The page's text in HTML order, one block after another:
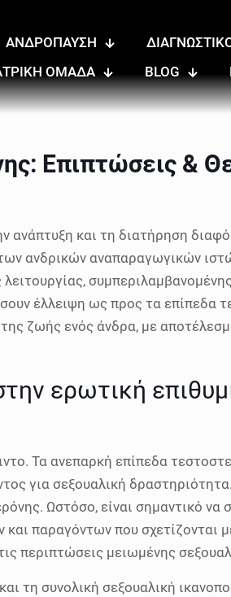
ΑΝΔΡΟΠΑΥΣΗ
ΟΜΑΔΑ BLOG
Επιπτώσεις &
ανάπτυξη και τη διατήρηση
ανδρικών αναπαραγωγικών
συμπεριλαμβανομένης
έλλειψη ως προς τα επίπεδα
ζωής ενός άνδρα, με
ερωτική
Τα ανεπαρκή επίπεδα
για σεξουαλική
Ωστόσο, είναι σημαντικό να
παραγόντων που σχετίζονται
περιπτώσεις μειωμένης
τη συνολική σεξουαλική